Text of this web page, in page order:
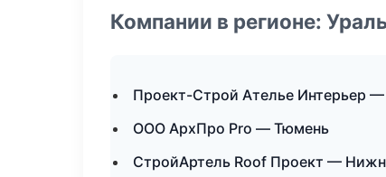
Компании в регионе:
Проект-Строй Ателье Интерьер
ООО АрхПро Pro — Тюмень
СтройАртель Roof Проект —